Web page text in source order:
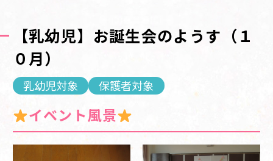
【乳幼児】お誕生会のようす（１
０月）
乳幼児対象 保護者対象
イベント風景